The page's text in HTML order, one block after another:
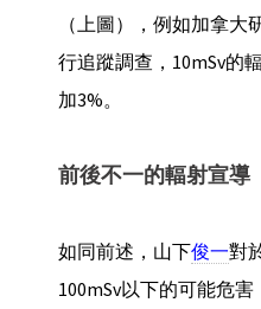
（上圖），例如加拿
行追蹤調查，10mSv的
加3%。
前後不一的輻射宣導
如同前述，山下俊一對
100mSv以下的可能危